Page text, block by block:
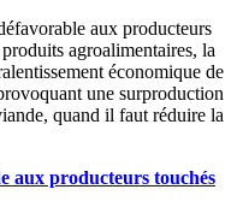
aux producteurs
agroalimentaires, la
économique de
une surproduction
quand il faut réduire la
aux producteurs touchés